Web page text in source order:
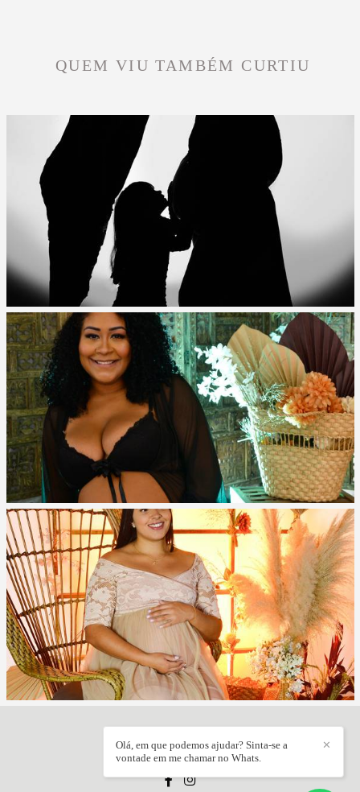
QUEM VIU TAMBÉM CURTIU
JÚNIOR VIEIRA/CONTATO
✕
Olá, em que podemos ajudar? Sinta-se a
vontade em me chamar no Whats.